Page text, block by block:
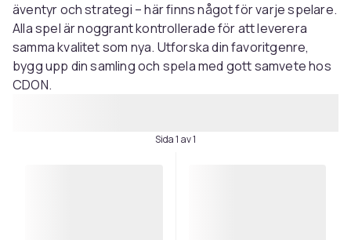
äventyr och strategi – här finns något för varje spelare.
Alla spel är noggrant kontrollerade för att leverera
samma kvalitet som nya. Utforska din favoritgenre,
bygg upp din samling och spela med gott samvete hos
CDON.
Sida 1 av 1